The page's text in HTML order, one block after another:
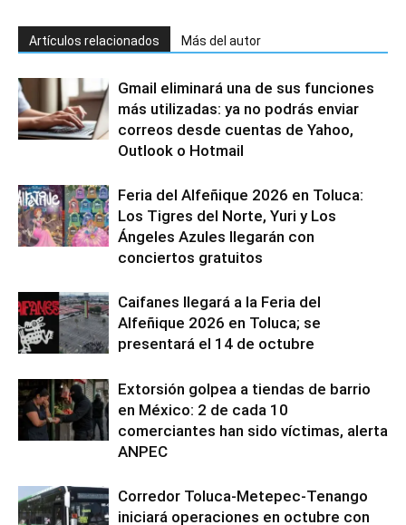
Artículos relacionados Más del autor
Gmail eliminará una de sus funciones
más utilizadas: ya no podrás enviar
correos desde cuentas de Yahoo,
Outlook o Hotmail
Feria del Alfeñique 2026 en Toluca:
Los Tigres del Norte, Yuri y Los
Ángeles Azules llegarán con
conciertos gratuitos
Caifanes llegará a la Feria del
Alfeñique 2026 en Toluca; se
presentará el 14 de octubre
Extorsión golpea a tiendas de barrio
en México: 2 de cada 10
comerciantes han sido víctimas, alerta
ANPEC
Corredor Toluca-Metepec-Tenango
iniciará operaciones en octubre con